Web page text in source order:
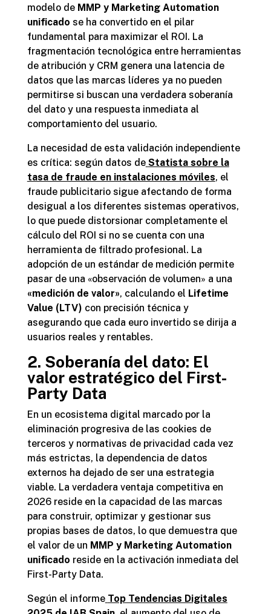
modelo de MMP y Marketing Automation
unificado se ha convertido en el pilar
fundamental para maximizar el ROI. La
fragmentación tecnológica entre herramientas
de atribución y CRM genera una latencia de
datos que las marcas líderes ya no pueden
permitirse si buscan una verdadera soberanía
del dato y una respuesta inmediata al
comportamiento del usuario.
La necesidad de esta validación independiente
es crítica: según datos de Statista sobre la
tasa de fraude en instalaciones móviles, el
fraude publicitario sigue afectando de forma
desigual a los diferentes sistemas operativos,
lo que puede distorsionar completamente el
cálculo del ROI si no se cuenta con una
herramienta de filtrado profesional. La
adopción de un estándar de medición permite
pasar de una «observación de volumen» a una
«medición de valor», calculando el Lifetime
Value (LTV) con precisión técnica y
asegurando que cada euro invertido se dirija a
usuarios reales y rentables.
2. Soberanía del dato: El
valor estratégico del First-
Party Data
En un ecosistema digital marcado por la
eliminación progresiva de las cookies de
terceros y normativas de privacidad cada vez
más estrictas, la dependencia de datos
externos ha dejado de ser una estrategia
viable. La verdadera ventaja competitiva en
2026 reside en la capacidad de las marcas
para construir, optimizar y gestionar sus
propias bases de datos, lo que demuestra que
el valor de un MMP y Marketing Automation
unificado reside en la activación inmediata del
First-Party Data.
Según el informe Top Tendencias Digitales